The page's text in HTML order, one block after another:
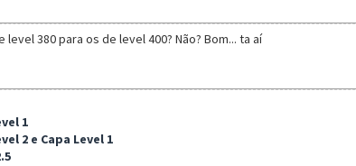
380 para os de level 400? Não? Bom... ta aí
1
2 e Capa Level 1